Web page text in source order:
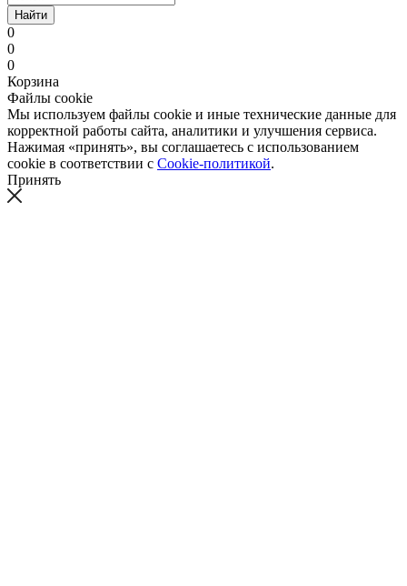
Найти
0
0
0
Корзина
Файлы cookie
Мы используем файлы cookie и иные технические данные для
корректной работы сайта, аналитики и улучшения сервиса.
Нажимая «принять», вы соглашаетесь с использованием
cookie в соответствии с Cookie-политикой.
Принять